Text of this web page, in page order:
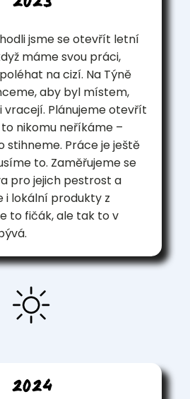
jsme se otevřít letní
máme svou práci,
na cizí. Na Týně
aby byl místem,
vracejí. Plánujeme otevřít
to nikomu neříkáme –
stihneme. Práce je ještě
to. Zaměřujeme se
pro jejich pestrost a
i lokální produkty z
to fičák, ale tak to v
2024